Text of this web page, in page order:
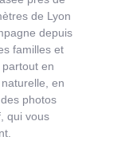
de Lyon
depuis
familles et
partout en
en
photos
qui vous